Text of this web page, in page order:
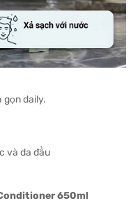
gọn daily.
và da đầu
650ml